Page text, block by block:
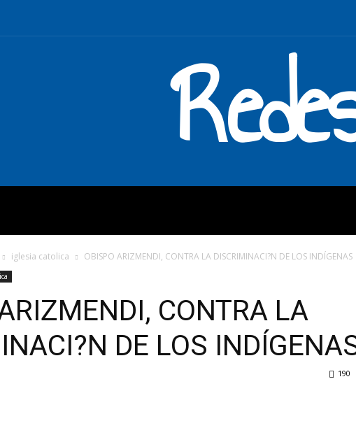
iglesia catolica OBISPO ARIZMENDI, CONTRA LA DISCRIMINACI?N DE LOS INDÍGENAS
CONTRA LA
DE LOS
190